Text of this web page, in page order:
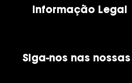
Informação Legal
Política de Cookies
Siga-nos nas